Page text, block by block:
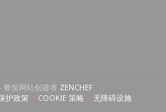
馆网站创建者 ZENCHEF((在新窗口中打开))
))护政策
((在新窗口中打开))
COOKIE 策略((在新窗口中打开))
无障碍设施
((在新窗口中打